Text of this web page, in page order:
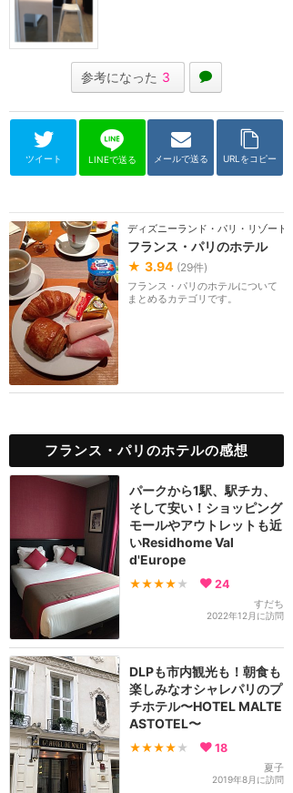
参考になった 3
ツイート LINEで送る メールで送る URLをコピー
ディズニーランド・パリ・リゾート
フランス・パリのホテル
★ 3.94 (29件)
フランス・パリのホテルについて
まとめるカテゴリです。
フランス・パリのホテルの感想
パークから1駅、駅チカ、
そして安い！ショッピング
モールやアウトレットも近
いResidhome Val
d'Europe
★★★★ ★ 24
すだち
2022年12月に訪問
DLPも市内観光も！朝食も
楽しみなオシャレパリのプ
チホテル〜HOTEL MALTE
ASTOTEL〜
★★★★ ★ 18
夏子
2019年8月に訪問